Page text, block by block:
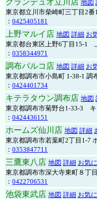
グランデュオ立川店 地図
東京都立川市柴崎町三丁目2
： 0425405181
上野マルイ店 地図 詳細 お
東京都台東区上野6丁目15-1
： 0358344971
調布パルコ店 地図 詳細 お
東京都調布市小島町 1-38-1 調
： 0424401734
キテラタウン調布店 地図
東京都調布市菊野台1-33-3
： 0424436151
ホームズ仙川店 地図 詳細
東京都調布市若葉町2丁目1-7
： 0353847711
三鷹東八店 地図 詳細 お気
東京都調布市深大寺東町８丁
： 0422706531
池袋東武店 地図 詳細 お気